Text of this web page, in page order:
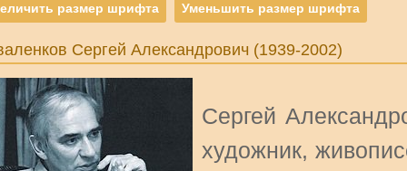
размер шрифта Уменьшить размер шрифта
Сергей Александрович (1939-2002)
Сергей
художник,